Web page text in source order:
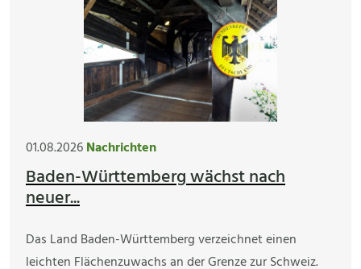
01.08.2026Nachrichten
Baden-Württemberg wächst nach
neuer...
Das Land Baden-Württemberg verzeichnet einen
leichten Flächenzuwachs an der Grenze zur Schweiz.